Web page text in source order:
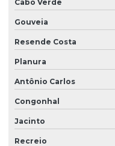
Cabo Verde
Gouveia
Resende Costa
Planura
Antônio Carlos
Congonhal
Jacinto
Recreio